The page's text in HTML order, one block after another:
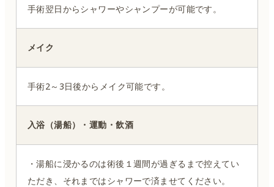
手術翌日からシャワーやシャンプーが可能です。
メイク
手術2～3日後からメイク可能です。
入浴（湯船）・運動・飲酒
・湯船に浸かるのは術後１週間が過ぎるまで控えてい
ただき、それまではシャワーで済ませてください。